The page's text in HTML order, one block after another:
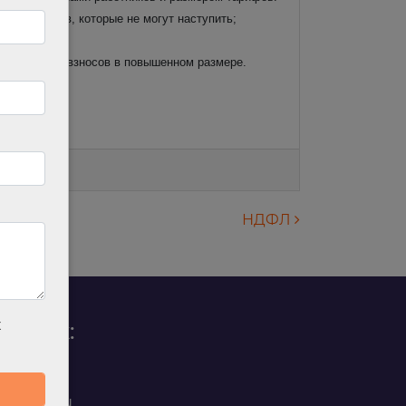
случаев, которые не могут наступить;
уплаты взносов в повышенном размере.
НДФЛ
45